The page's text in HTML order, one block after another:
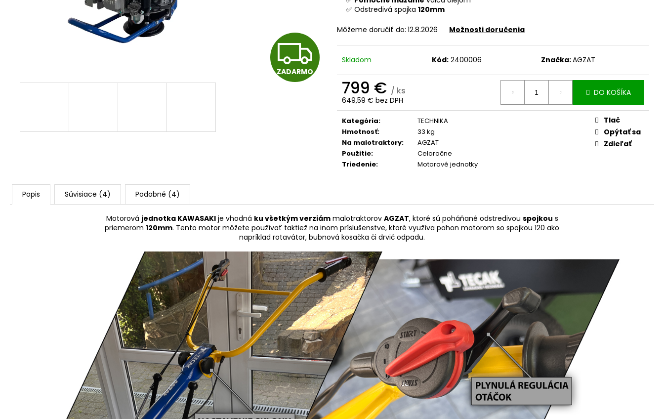
✅ Odstredivá spojka 120mm
Môžeme doručiť do: 12.8.2026 Možnosti doručenia
Skladom Kód: 2400006 Značka:AGZAT
799 € / ks
649,59 € bez DPH
Jednotková
cena:
DO KOŠÍKA
Kategória:
TECHNIKA
Hmotnosť:
33 kg
Na malotraktory:
AGZAT
Použitie:
Celoročne
Triedenie: Motorové jednotky
Tlač
Opýtať sa
Zdieľať
Z
A
M
O
ZADARMO
Popis Súvisiace (4) Podobné (4)
Motorová jednotka KAWASAKIje vhodná ku všetkým verziámmalotraktorov AGZAT, ktoré sú poháňané odstredivou spojkou s
priemerom 120mm. Tento motor môžete používať taktiež na inom príslušenstve, ktoré využíva pohon motorom so spojkou 120 ako
napríklad rotavátor, bubnová kosačka či drvič odpadu.
0,40 €